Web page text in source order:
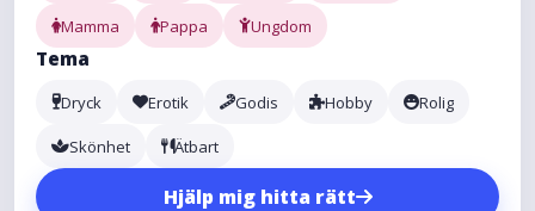
Mamma Pappa Ungdom
Tema
Dryck Erotik Godis Hobby Rolig
Skönhet Ätbart
Hjälp mig hitta rätt